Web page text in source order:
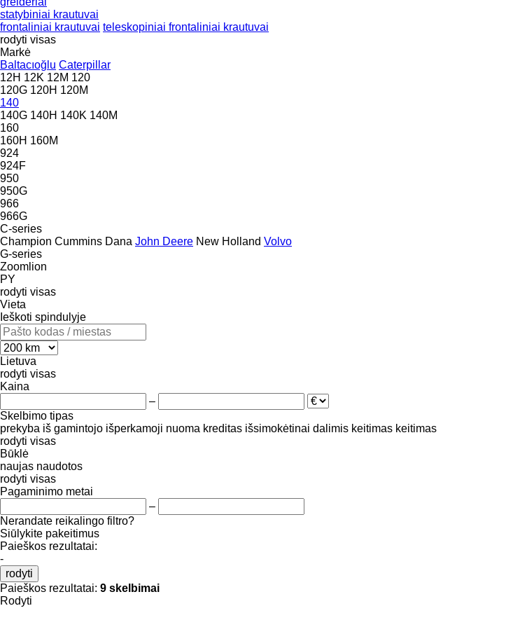
statybiniai krautuvai
frontaliniai krautuvai teleskopiniai frontaliniai krautuvai
rodyti visas
Markė
Baltacıoğlu Caterpillar
12H 12K 12M 120
120G 120H 120M
140
140G 140H 140K 140M
160
160H 160M
924
924F
950
950G
966
966G
C-series
Champion Cummins Dana John Deere New Holland Volvo
G-series
Zoomlion
PY
rodyti visas
Vieta
Ieškoti spindulyje
Lietuva
rodyti visas
Kaina
–
Skelbimo tipas
prekyba iš gamintojo išperkamoji nuoma kreditas išsimokėtinai dalimis keitimas keitimas
rodyti visas
Būklė
naujas naudotos
rodyti visas
Pagaminimo metai
–
Nerandate reikalingo filtro?
Siūlykite pakeitimus
Paieškos rezultatai:
-
rodyti
Paieškos rezultatai: 9 skelbimai
Rodyti